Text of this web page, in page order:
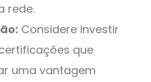
rede.
Considere investir
que
uma vantagem